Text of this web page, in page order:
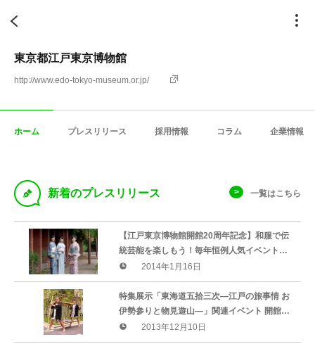
東京都江戸東京博物館
http://www.edo-tokyo-museum.or.jp/
ホーム プレスリリース 採用情報 コラム 企業情報
D 新着のプレスリリース 一覧はこちら
【江戸東京博物館開館20周年記念】和服で伝
統芸能を楽しもう！毎年恒例人気イベント
伝統芸能フォーラムを今年も開催
2014年1月16日
特集展示「東海道五拾三次―江戸の旅事情 お
伊勢参りと物見遊山―」関連イベント 開館２
０周年記念 山駕籠が東京に！お正月は、獅
子舞練り歩きなどのイベントが！
2013年12月10日